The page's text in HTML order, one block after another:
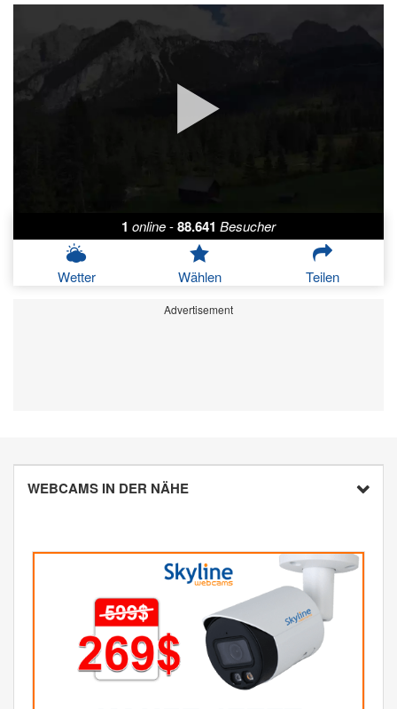
1 online-88.641 Besucher
Wetter Wählen Teilen
Advertisement
WEBCAMS IN DER NÄHE